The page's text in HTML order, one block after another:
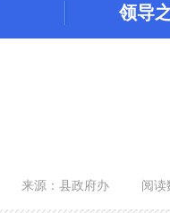
领导
来源： 县政府办 阅读